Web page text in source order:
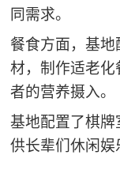
同需求。
餐食方面，基
材，制作适老
者的营养摄入。
基地配置了棋牌
供长辈们休闲娱